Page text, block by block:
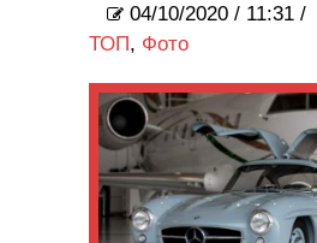
04/10/2020 / 11:31 /
ТОП, Фото